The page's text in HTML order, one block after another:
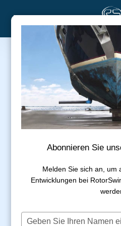
Menu
Abonnieren Sie
Melden Sie sich an, um
Entwicklungen bei
Typ